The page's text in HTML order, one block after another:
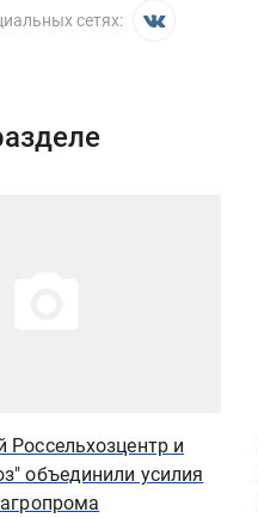
сетях:
Россельхозцентр и
объединили усилия